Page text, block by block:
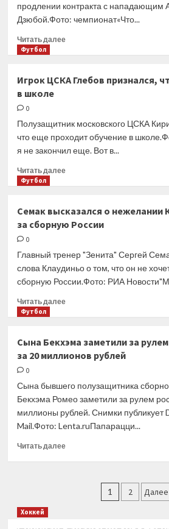
продлении контракта с нападающим
Дзюбой.Фото: чемпионат«Что...
Читать далееПрочитать
ответили
Дзюбой
Футбол
Игрок ЦСКА Глебов признался,
в школе
0
Полузащитник московского ЦСКА
что еще проходит обучение в
я не закончил еще. Вот в...
Читать далееПрочитать
ЦСКА
Глебов
еще
учится
в школе
Футбол
Семак высказался о нежелании
за сборную России
0
Главный тренер "Зенита" Сергей
слова Клаудиньо о том, что он не
сборную России.Фото: РИА
Читать далееПрочитать
высказался
о нежелании
за сборную
России
Футбол
Сына Бекхэма заметили за
за 20 миллионов рублей
0
Сына бывшего полузащитника
Бекхэма Ромео заметили за рулем
миллионы рублей. Снимки публикует
Mail.Фото: Lenta.ruПапарацци...
Читать далееПрочитать
1 2 Далее
Хоккей